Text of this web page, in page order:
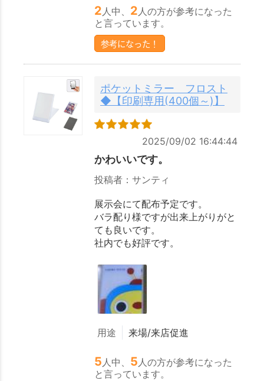
2 人中、 2 人の方が参考になった
と言っています。
参考になった！
ポケットミラー フロスト
◆【印刷専用(400個～)】
2025/09/02 16:44:44
かわいいです。
投稿者：サンティ
展示会にて配布予定です。
バラ配り様ですが出来上がりがと
ても良いです。
社内でも好評です。
用途 来場/来店促進
5 人中、 5 人の方が参考になった
と言っています。